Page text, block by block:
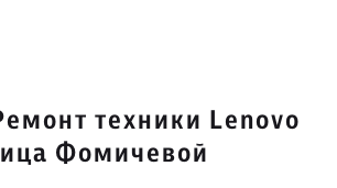
техники Lenovo
Фомичевой